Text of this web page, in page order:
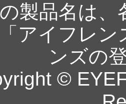
製品名は、
アイフレ
ンズの
©